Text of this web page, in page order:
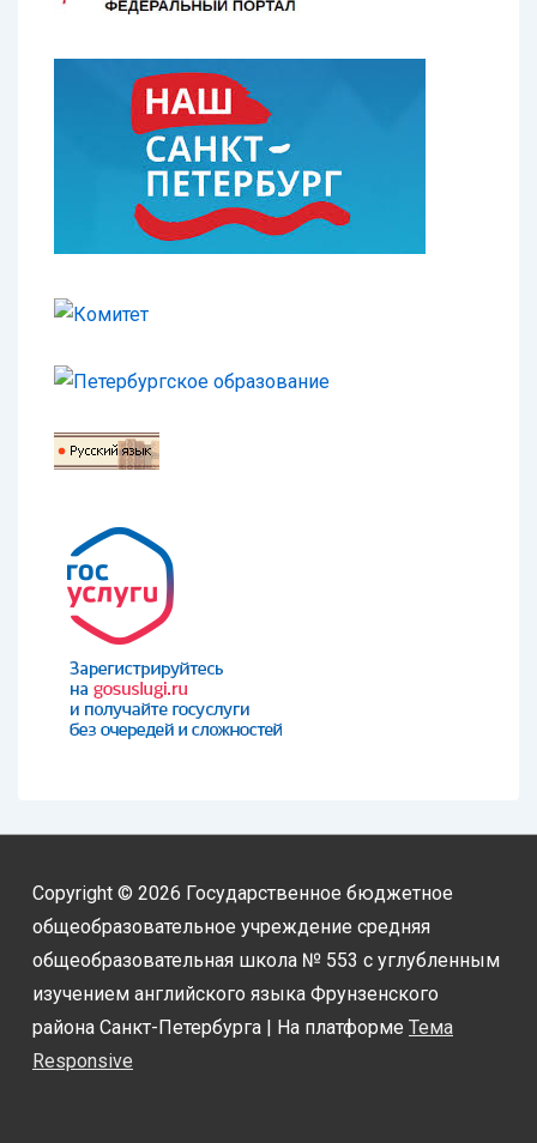
Copyright © 2026 Государственное бюджетное
общеобразовательное учреждение средняя
общеобразовательная школа № 553 с углубленным
изучением английского языка Фрунзенского
района Санкт-Петербурга | На платформе Тема
Responsive